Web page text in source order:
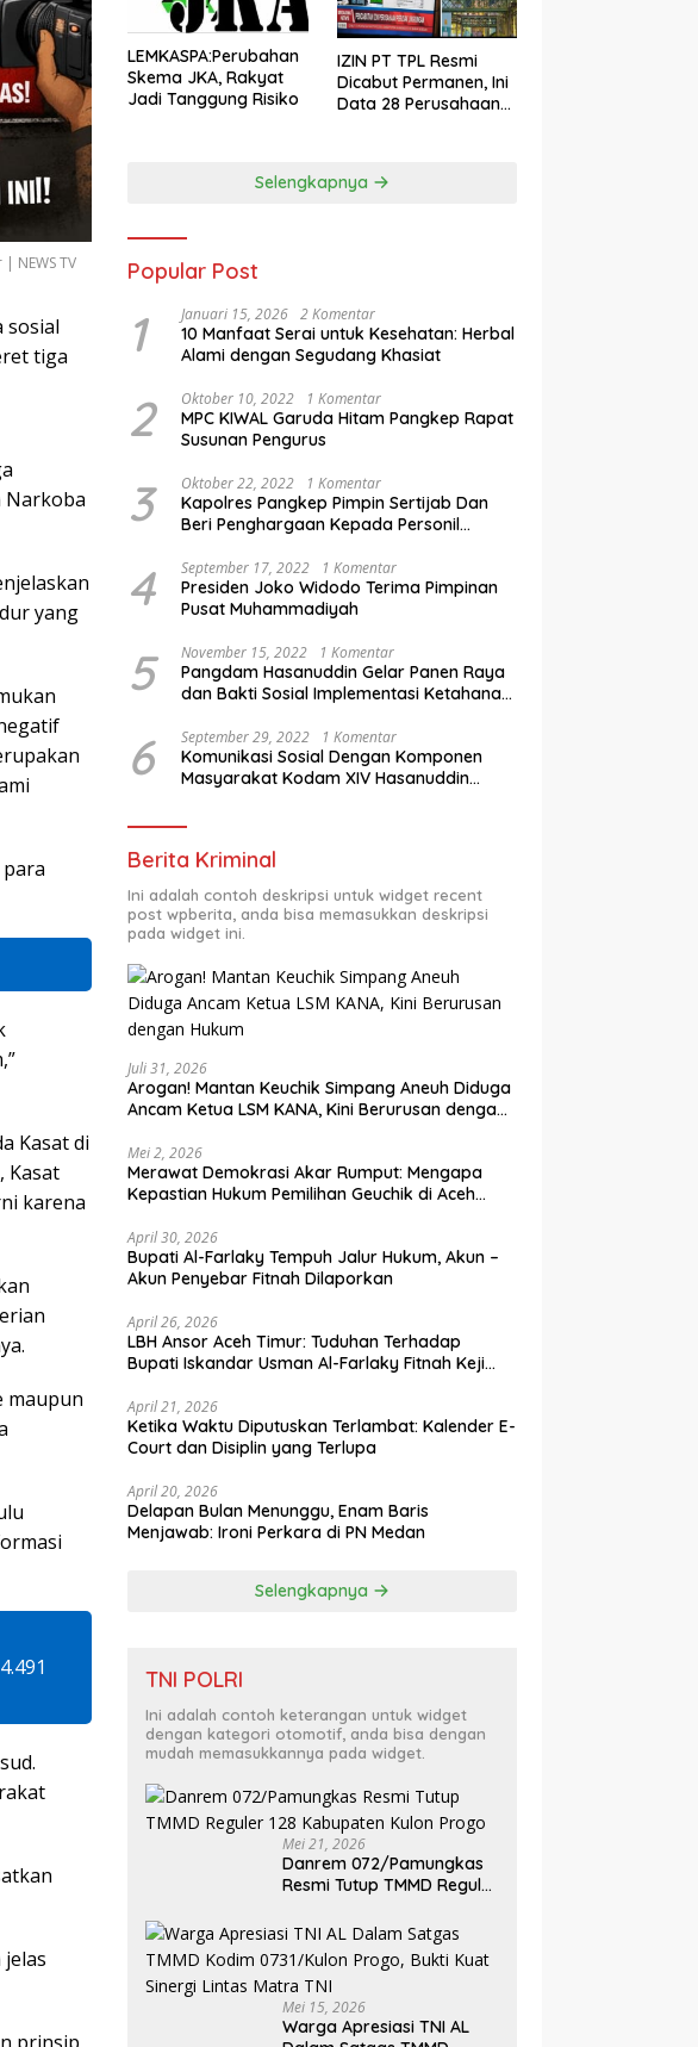
NEWS TV
sosial
tiga
Narkoba
yang
Kasat di
Kasat
karena
maupun
LEMKASPA:Perubahan
Skema JKA, Rakyat
Jadi Tanggung Risiko
IZIN PT TPL Resmi
Dicabut Permanen, Ini
Data 28 Perusahaan
Selengkapnya
Popular Post
1 Januari 15, 2026 2 Komentar
10 Manfaat Serai untuk Kesehatan: Herbal
Alami dengan Segudang Khasiat
2 Oktober 10, 2022 1 Komentar
MPC KIWAL Garuda Hitam Pangkep Rapat
Susunan Pengurus
3 Oktober 22, 2022 1 Komentar
Kapolres Pangkep Pimpin Sertijab Dan
Beri Penghargaan Kepada Personil
4 September 17, 2022 1 Komentar
Presiden Joko Widodo Terima Pimpinan
Pusat Muhammadiyah
5 November 15, 2022 1 Komentar
Pangdam Hasanuddin Gelar Panen Raya
dan Bakti Sosial Implementasi Ketahanan
6 September 29, 2022 1 Komentar
Komunikasi Sosial Dengan Komponen
Masyarakat Kodam XIV Hasanuddin
Berita Kriminal
Ini adalah contoh deskripsi untuk widget recent
post wpberita, anda bisa memasukkan deskripsi
pada widget ini.
Juli 31, 2026
Arogan! Mantan Keuchik Simpang Aneuh Diduga
Ancam Ketua LSM KANA, Kini Berurusan dengan
Mei 2, 2026
Merawat Demokrasi Akar Rumput: Mengapa
Kepastian Hukum Pemilihan Geuchik di Aceh
April 30, 2026
Bupati Al-Farlaky Tempuh Jalur Hukum, Akun –
Akun Penyebar Fitnah Dilaporkan
April 26, 2026
LBH Ansor Aceh Timur: Tuduhan Terhadap
Bupati Iskandar Usman Al-Farlaky Fitnah Keji
April 21, 2026
Ketika Waktu Diputuskan Terlambat: Kalender E-
Court dan Disiplin yang Terlupa
April 20, 2026
Delapan Bulan Menunggu, Enam Baris
Menjawab: Ironi Perkara di PN Medan
Selengkapnya
TNI POLRI
Ini adalah contoh keterangan untuk widget
dengan kategori otomotif, anda bisa dengan
mudah memasukkannya pada widget.
Mei 21, 2026
Danrem 072/Pamungkas
Resmi Tutup TMMD Reguler
Progo
Mei 15, 2026
Warga Apresiasi TNI AL